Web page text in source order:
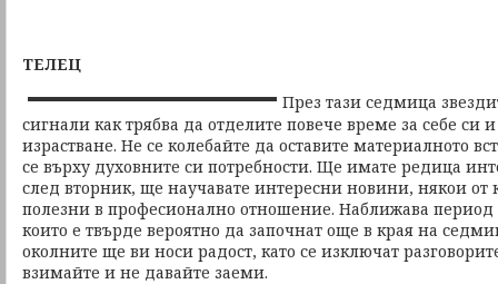
ТЕЛЕЦ
През тази седмица
сигнали как трябва да отделите повече време за себе си
израстване. Не се колебайте да оставите материалното
се върху духовните си потребности. Ще имате редица
след вторник, ще научавате интересни новини, някои от
полезни в професионално отношение. Наближава
които е твърде вероятно да започнат още в края на
околните ще ви носи радост, като се изключат
взимайте и не давайте заеми.